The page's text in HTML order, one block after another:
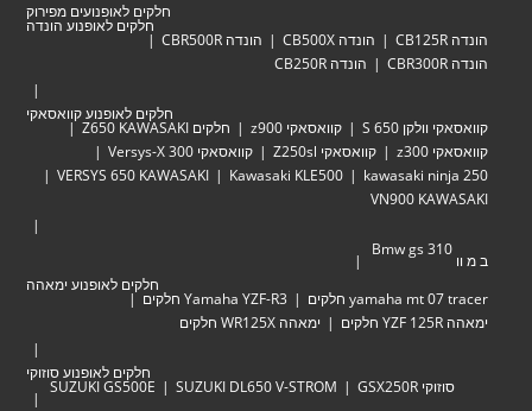
חלקים לאופנועים מפירוק
חלקים לאופנוע הונדה
הונדה CB125R הונדה CB500X
הונדה CBR500R
הונדה CBR300R
הונדה CB250R
חלקים לאופנוע קוואסאקי
קוואסאקי וולקן 650 S קוואסאקי z900
חלקים Z650 KAWASAKI
קוואסאקי z300
קוואסאקי Z250sl
קוואסאקי Versys-X 300
kawasaki ninja 250
Kawasaki KLE500
VERSYS 650 KAWASAKI
VN900 KAWASAKI
ב מ וו
Bmw gs 310
חלקים לאופנוע ימאהה
yamaha mt 07 tracer חלקים
Yamaha YZF-R3 חלקים
ימאהה YZF 125R חלקים
ימאהה WR125X חלקים
חלקים לאופנוע סוזוקי
סוזוקי GSX250R SUZUKI DL650 V-STROM
SUZUKI GS500E